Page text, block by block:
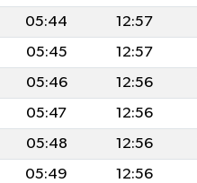
05:44 12:57
05:45 12:57
05:46 12:56
05:47 12:56
05:48 12:56
05:49 12:56